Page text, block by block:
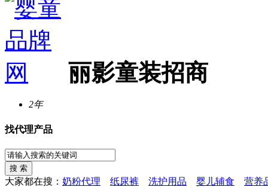
丽影童装招商
2年
找代理产品
大家都在搜： 奶粉代理 纸尿裤 洗护用品 婴儿辅食 营养